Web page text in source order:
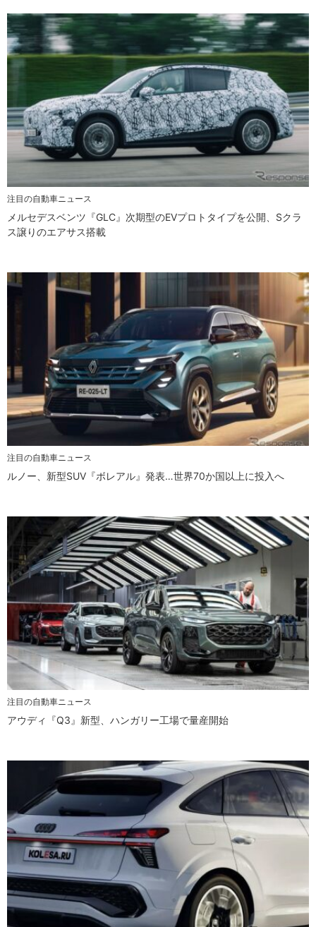
注目の自動車ニュース
メルセデスベンツ『GLC』次期型のEVプロトタイプを公開、Sクラ
ス譲りのエアサス搭載
注目の自動車ニュース
ルノー、新型SUV『ボレアル』発表…世界70か国以上に投入へ
注目の自動車ニュース
アウディ『Q3』新型、ハンガリー工場で量産開始